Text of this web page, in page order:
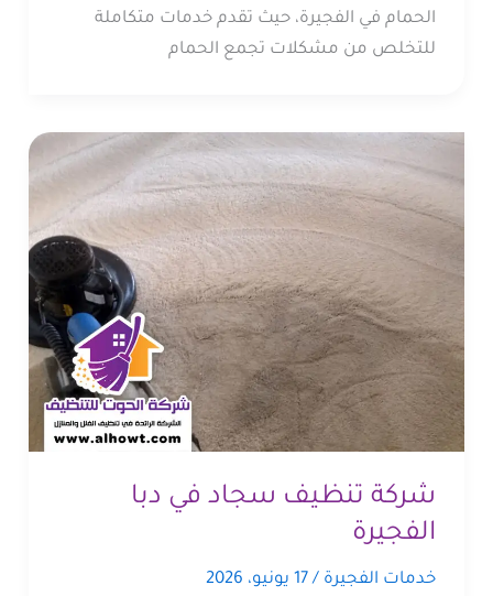
الحمام في الفجيرة، حيث تقدم خدمات متكاملة
للتخلص من مشكلات تجمع الحمام
شركة تنظيف سجاد في دبا
الفجيرة
خدمات الفجيرة /17 يونيو، 2026